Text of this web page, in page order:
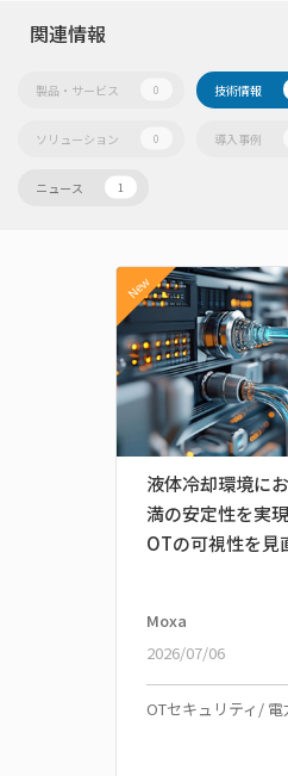
関連情報
製品・サービス 0 技術情報
ソリューション 0 導入事例
ニュース 1
New
液体冷却環境に
満の安定性を実現
OTの可視性を見
Moxa
2026/07/06
OTセキュリティ/